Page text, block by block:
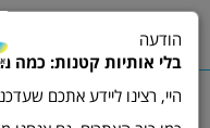
תפריט
הודעה
בלי אותיות קטנות: כמה
היי, רצינו ליידע אתכם